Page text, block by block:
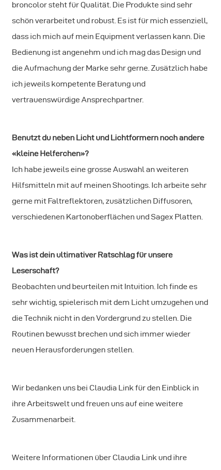
broncolor steht für Qualität. Die Produkte sind sehr
schön verarbeitet und robust. Es ist für mich essenziell,
dass ich mich auf mein Equipment verlassen kann. Die
Bedienung ist angenehm und ich mag das Design und
die Aufmachung der Marke sehr gerne. Zusätzlich habe
ich jeweils kompetente Beratung und
vertrauenswürdige Ansprechpartner.
Benutzt du neben Licht und Lichtformern noch andere
«kleine Helferchen»?
Ich habe jeweils eine grosse Auswahl an weiteren
Hilfsmitteln mit auf meinen Shootings. Ich arbeite sehr
gerne mit Faltreflektoren, zusätzlichen Diffusoren,
verschiedenen Kartonoberflächen und Sagex Platten.
Was ist dein ultimativer Ratschlag für unsere
Leserschaft?
Beobachten und beurteilen mit Intuition. Ich finde es
sehr wichtig, spielerisch mit dem Licht umzugehen und
die Technik nicht in den Vordergrund zu stellen. Die
Routinen bewusst brechen und sich immer wieder
neuen Herausforderungen stellen.
Wir bedanken uns bei Claudia Link für den Einblick in
ihre Arbeitswelt und freuen uns auf eine weitere
Zusammenarbeit.
Weitere Informationen über Claudia Link und ihre